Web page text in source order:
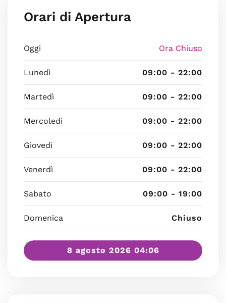
Orari di Apertura
Oggi Ora Chiuso
Lunedì 09:00 - 22:00
Martedì 09:00 - 22:00
Mercoledì 09:00 - 22:00
Giovedì 09:00 - 22:00
Venerdì 09:00 - 22:00
Sabato 09:00 - 19:00
Domenica Chiuso
8 agosto 2026 04:06